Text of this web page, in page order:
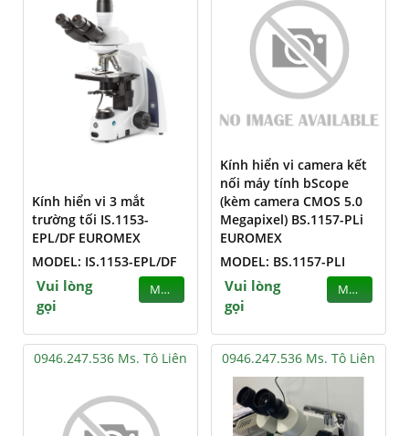
Kính hiển vi 3 mắt
trường tối IS.1153-
EPL/DF EUROMEX
MODEL: IS.1153-EPL/DF
Vui lòng
gọi
MUA
Kính hiển vi camera kết
nối máy tính bScope
(kèm camera CMOS 5.0
Megapixel) BS.1157-PLi
EUROMEX
MODEL: BS.1157-PLI
Vui lòng
gọi
MUA
0946.247.536 Ms. Tô Liên 0946.247.536 Ms. Tô Liên